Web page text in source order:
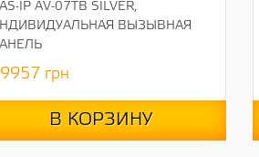
IP AV-07TB SILVER,
ВЫЗЫВНАЯ
грн
В КОРЗИНУ